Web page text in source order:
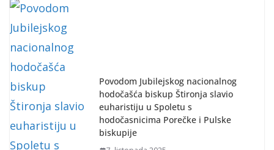
Povodom Jubilejskog nacionalnog
hodočašća biskup Štironja slavio
euharistiju u Spoletu s
hodočasnicima Porečke i Pulske
biskupije